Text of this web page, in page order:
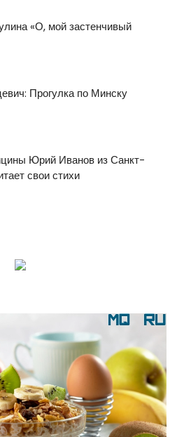
«О, мой застенчивый
Прогулка по Минску
Юрий Иванов из Санкт-
свои стихи